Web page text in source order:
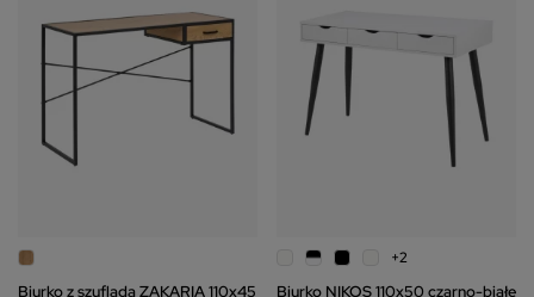
Biurko z szufladą ZAKARIA 110x45
+2
Biurko NIKOS 110x50 czarno-białe